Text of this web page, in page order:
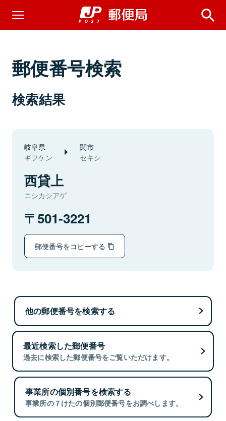
郵便番号検索
検索結果
岐阜県
ギフケン
関市
セキシ
西貸上
ニシカシアゲ
501-3221
郵便番号をコピーする
他の郵便番号を検索する
最近検索した郵便番号
過去に検索した郵便番号をご覧いただけます。
事業所の個別番号を検索する
事業所の７けたの個別郵便番号をお調べします。